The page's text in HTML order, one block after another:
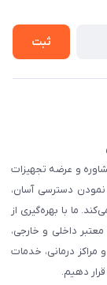
ثبت
و عرضه تجهیزات
دسترسی آسان،
ما با بهره‌گیری از
داخلی و خارجی،
مراکز درمانی، خدمات
دهیم.